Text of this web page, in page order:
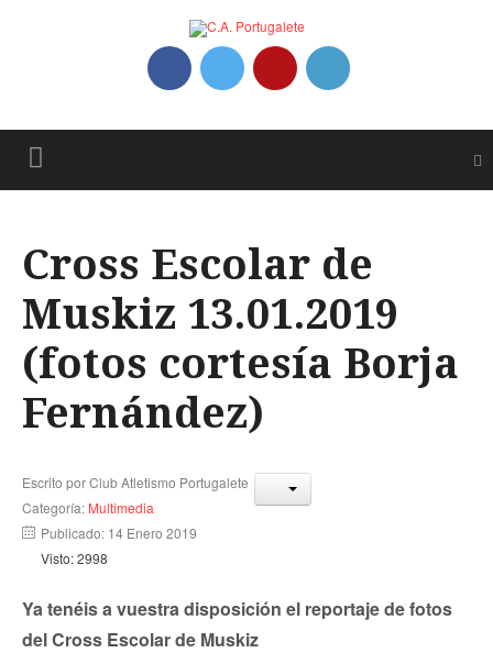
Cross Escolar de
Muskiz 13.01.2019
(fotos cortesía Borja
Fernández)
Escrito porClub Atletismo Portugalete
Categoría: Multimedia
Publicado: 14 Enero 2019
Visto: 2998
Ya tenéis a vuestra disposición el reportaje de fotos
del Cross Escolar de Muskiz